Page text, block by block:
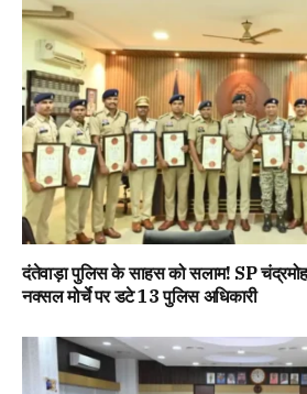
दंतेवाड़ा पुलिस के साहस को सलाम! SP
नक्सल मोर्चे पर डटे 13 पुलिस अधिकारी